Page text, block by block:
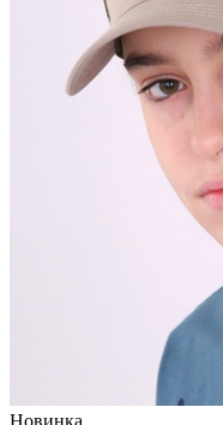
Новинка